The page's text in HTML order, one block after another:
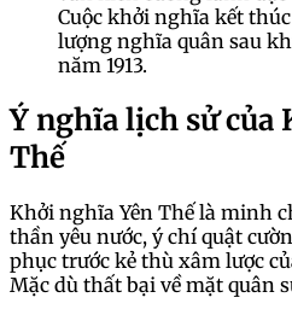
Cuộc khởi nghĩa kết
lượng nghĩa quân sau
năm 1913.
Ý nghĩa lịch sử của
Thế
Khởi nghĩa Yên Thế là minh
thần yêu nước, ý chí quật
phục trước kẻ thù xâm lược
Mặc dù thất bại về mặt quân